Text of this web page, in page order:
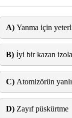
A) Yanma için
B) İyi bir kazan
C) Atomizörün
D) Zayıf püskürtme